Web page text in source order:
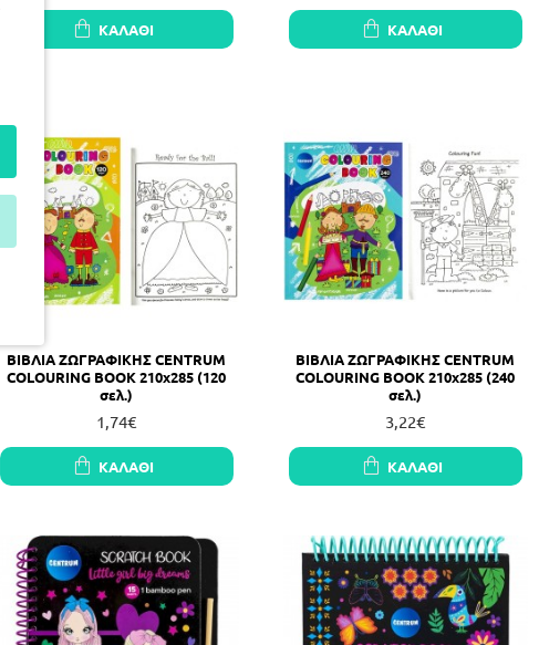
ΚΑΛΆΘΙ ΚΑΛΆΘΙ
ΒΙΒΛΙΑ ΖΩΓΡΑΦΙΚΗΣ CENTRUM
COLOURING BOOK 210x285 (120
σελ.)
1,74€
ΚΑΛΆΘΙ
ΒΙΒΛΙΑ ΖΩΓΡΑΦΙΚΗΣ CENTRUM
COLOURING BOOK 210x285 (240
σελ.)
3,22€
ΚΑΛΆΘΙ